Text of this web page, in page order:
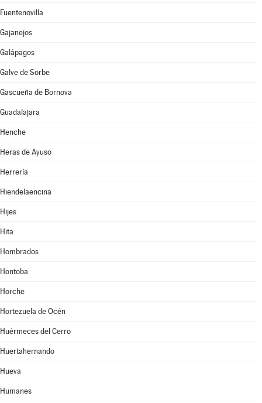
Fuentenovilla
Gajanejos
Galápagos
Galve de Sorbe
Gascueña de Bornova
Guadalajara
Henche
Heras de Ayuso
Herrería
Hiendelaencina
Hijes
Hita
Hombrados
Hontoba
Horche
Hortezuela de Océn
Huérmeces del Cerro
Huertahernando
Hueva
Humanes